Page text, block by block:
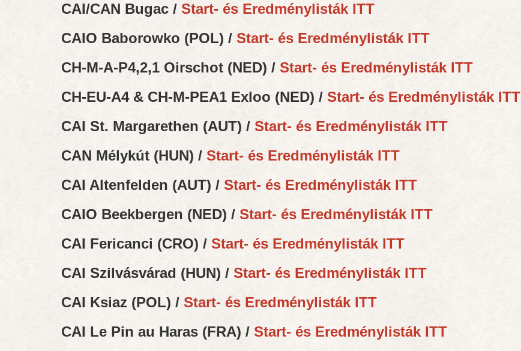
CAI/CAN Bugac / Start- és Eredménylisták ITT
CAIO Baborowko (POL) / Start- és Eredménylisták ITT
CH-M-A-P4,2,1 Oirschot (NED) / Start- és Eredménylisták ITT
CH-EU-A4 & CH-M-PEA1 Exloo (NED) / Start- és Eredménylisták ITT
CAI St. Margarethen (AUT) / Start- és Eredménylisták ITT
CAN Mélykút (HUN) / Start- és Eredménylisták ITT
CAI Altenfelden (AUT) / Start- és Eredménylisták ITT
CAIO Beekbergen (NED) / Start- és Eredménylisták ITT
CAI Fericanci (CRO) / Start- és Eredménylisták ITT
CAI Szilvásvárad (HUN) / Start- és Eredménylisták ITT
CAI Ksiaz (POL) / Start- és Eredménylisták ITT
CAI Le Pin au Haras (FRA) / Start- és Eredménylisták ITT